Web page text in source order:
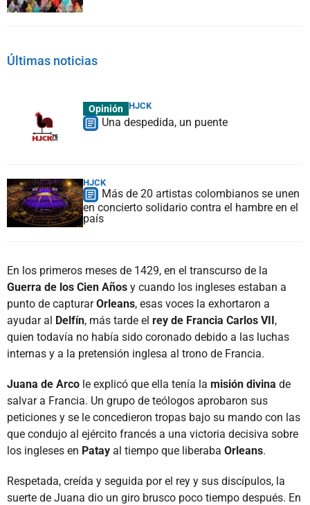
Últimas noticias
Opinión HJCK
Una despedida, un puente
HJCK
Más de 20 artistas colombianos se unen
en concierto solidario contra el hambre en el
país
En los primeros meses de 1429, en el transcurso de la
Guerra de los Cien Años y cuando los ingleses estaban a
punto de capturarOrleans, esas voces la exhortaron a
ayudar al Delfín, más tarde el rey de Francia Carlos VII,
quien todavía no había sido coronado debido a las luchas
internas y a la pretensión inglesa al trono de Francia.
Juana de Arco le explicó que ella tenía la misión divina de
salvar a Francia. Un grupo de teólogos aprobaron sus
peticiones y se le concedieron tropas bajo su mando con las
que condujo al ejército francés a una victoria decisiva sobre
los ingleses en Patay al tiempo que liberaba Orleans.
Respetada, creída y seguida por el rey y sus discípulos, la
suerte de Juana dio un giro brusco poco tiempo después. En